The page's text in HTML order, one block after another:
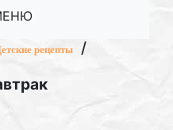
рецепты /